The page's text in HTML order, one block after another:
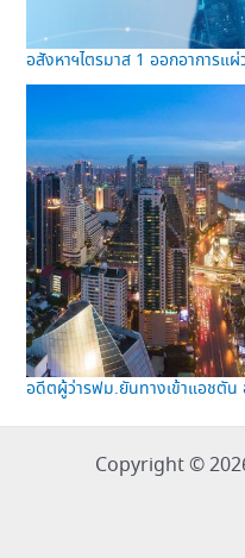
อสังหาฯไตรมาส 1 ออกอาการแ
อดีตผู้ว่ารฟม.ยันทางเข้าแอชตัน
Copyright ©